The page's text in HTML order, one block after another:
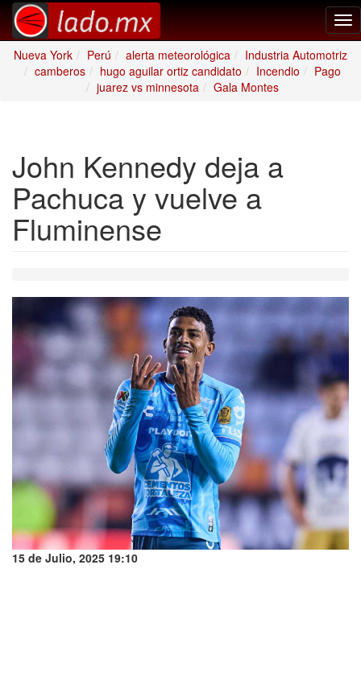
Nueva York
Perú alerta meteorológica
Industria Automotriz
camberos
hugo aguilar ortiz candidato Incendio
Pago
juarez vs minnesota
Gala Montes
John Kennedy deja a
Pachuca y vuelve a
Fluminense
15 de Julio, 2025 19:10